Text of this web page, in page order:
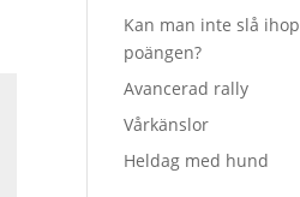
Kan man inte slå ihop
poängen?
Avancerad rally
Vårkänslor
Heldag med hund